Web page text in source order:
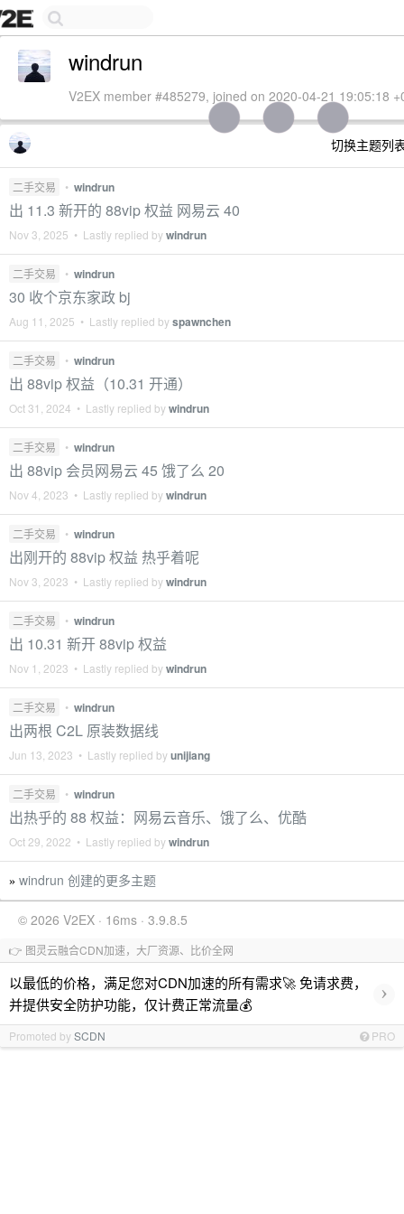
windrun
V2EX member #485279, joined on 2020-04-21 19:05:18
切换主题列
二手交易 • windrun
出 11.3 新开的 88vip 权益 网易云 40
Nov 3, 2025 • Lastly replied bywindrun
二手交易 • windrun
30 收个京东家政 bj
Aug 11, 2025 • Lastly replied byspawnchen
二手交易 • windrun
出 88vip 权益（10.31 开通）
Oct 31, 2024 • Lastly replied bywindrun
二手交易 • windrun
出 88vip 会员网易云 45 饿了么 20
Nov 4, 2023 • Lastly replied bywindrun
二手交易 • windrun
出刚开的 88vip 权益 热乎着呢
Nov 3, 2023 • Lastly replied bywindrun
二手交易 • windrun
出 10.31 新开 88vip 权益
Nov 1, 2023 • Lastly replied bywindrun
二手交易 • windrun
出两根 C2L 原装数据线
Jun 13, 2023 • Lastly replied byunijiang
二手交易 • windrun
出热乎的 88 权益：网易云音乐、饿了么、优酷
Oct 29, 2022 • Lastly replied bywindrun
» windrun 创建的更多主题
© 2026 V2EX · 16ms · 3.9.8.5
👉 图灵云融合CDN加速，大厂资源、比价全网
以最低的价格，满足您对CDN加速的所有需求🚀 免请求费，
并提供安全防护功能，仅计费正常流量💰
›
Promoted bySCDN PRO